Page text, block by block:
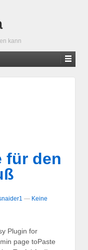
kann
für den
— Keine
Plugin for
page toPaste